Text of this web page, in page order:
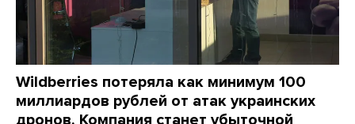
Wildberries потеряла как минимум 100
миллиардов рублей от атак украинских